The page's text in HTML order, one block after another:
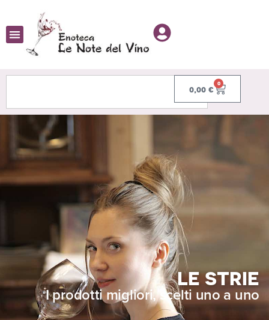
0,00 €
0
LE STRIE
I prodotti migliori, scelti uno a uno